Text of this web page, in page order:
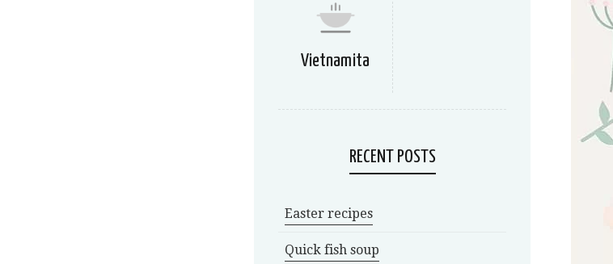
Vietnamita
RECENT POSTS
Easter recipes
Quick fish soup